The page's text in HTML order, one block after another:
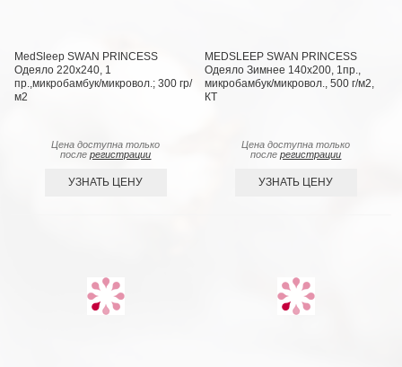
MedSleep SWAN PRINCESS
Одеяло 220х240, 1
пр.,микробамбук/микровол.; 300 гр/
м2
Цена доступна только
послерегистрации
УЗНАТЬ ЦЕНУ
MEDSLEEP SWAN PRINCESS
Одеяло Зимнее 140х200, 1пр.,
микробамбук/микровол., 500 г/м2,
КТ
Цена доступна только
послерегистрации
УЗНАТЬ ЦЕНУ